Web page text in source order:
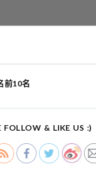
前10名
FOLLOW & LIKE US :)